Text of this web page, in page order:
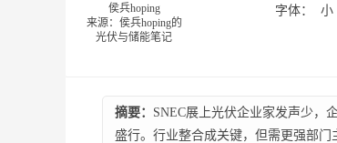
侯兵hoping
来源：侯兵hoping的
光伏与储能笔记
字体： 小
摘要： SNEC展上光伏企业家发声少，
盛行。行业整合成关键，但需更强部